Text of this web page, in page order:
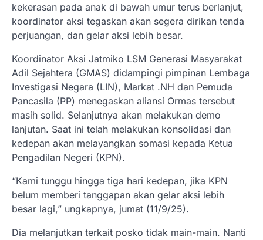
kekerasan pada anak di bawah umur terus berlanjut,
koordinator aksi tegaskan akan segera dirikan tenda
perjuangan, dan gelar aksi lebih besar.
Koordinator Aksi Jatmiko LSM Generasi Masyarakat
Adil Sejahtera (GMAS) didampingi pimpinan Lembaga
Investigasi Negara (LIN), Markat .NH dan Pemuda
Pancasila (PP) menegaskan aliansi Ormas tersebut
masih solid. Selanjutnya akan melakukan demo
lanjutan. Saat ini telah melakukan konsolidasi dan
kedepan akan melayangkan somasi kepada Ketua
Pengadilan Negeri (KPN).
“Kami tunggu hingga tiga hari kedepan, jika KPN
belum memberi tanggapan akan gelar aksi lebih
besar lagi,” ungkapnya, jumat (11/9/25).
Dia melanjutkan terkait posko tidak main-main. Nanti